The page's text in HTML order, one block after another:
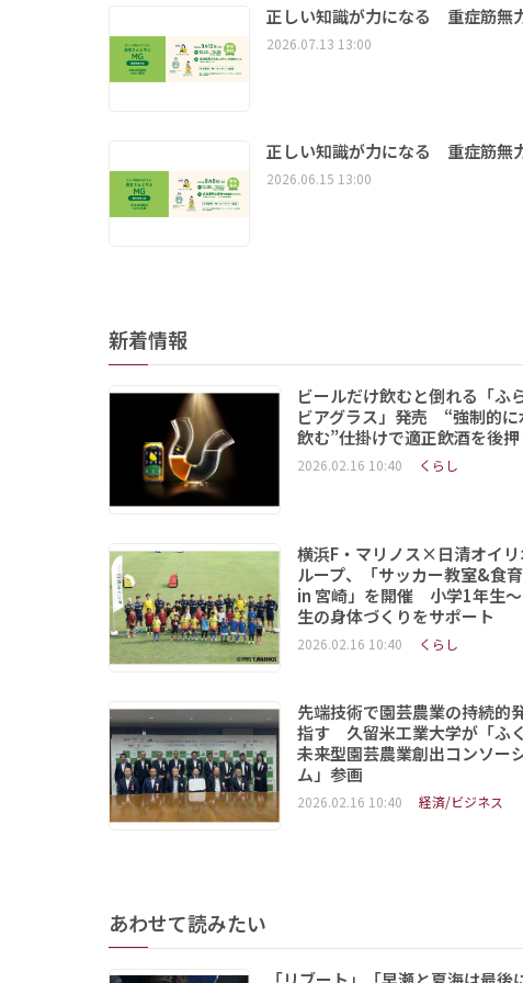
正しい知識が力になる 重症筋無
2026.07.13 13:00
正しい知識が力になる 重症筋無
2026.06.15 13:00
新着情報
ビールだけ飲むと倒れる「ふ
ビアグラス」発売 “強制的に
飲む”仕掛けで適正飲酒を後押
2026.02.16 10:40 くらし
横浜F・マリノス×日清オイリ
ループ、「サッカー教室&食
in 宮崎」を開催 小学1年生
生の身体づくりをサポート
2026.02.16 10:40 くらし
先端技術で園芸農業の持続的
指す 久留米工業大学が「ふ
未来型園芸農業創出コンソー
ム」参画
2026.02.16 10:40 経済/ビジネス
あわせて読みたい